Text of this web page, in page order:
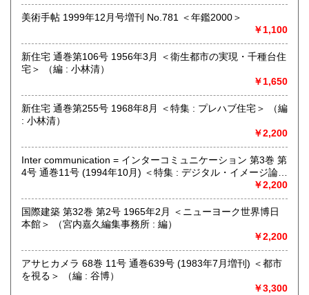
定休日：土曜日・日曜日・祝日
書籍、雑誌の買取り強化中です。グラフィックデザイン、イ
ラストレーション、タイポグラフィ、プロダクトデザイン、
インテリア、建築、広告、写真、美術関係の蔵書の処分をお
考えの際にはメール、電話、ファックスでご連絡下さい。誠
実にお見積り致します。
美術工芸、外国書、サブカルチャー
グラフィックデザイン、イラストレーション、プロダクトデ
ザイン、建築、インテリアデザイン、美術、工芸、広告、写
美術手帖 1999年12月号増刊 No.781 ＜年鑑2000＞
￥1,100
新住宅 通巻第106号 1956年3月 ＜衛生都市の実現・千種台住
宅＞ （編 : 小林清）
￥1,650
新住宅 通巻第255号 1968年8月 ＜特集 : プレハブ住宅＞ （編
: 小林清）
￥2,200
Inter communication = インターコミュニケーション 第3巻 第
4号 通巻11号 (1994年10月) ＜特集 : デジタル・イメージ論
裕・彦坂裕）
￥2,200
国際建築 第32巻 第2号 1965年2月 ＜ニューヨーク世界博日
本館＞ （宮内嘉久編集事務所 : 編）
￥2,200
アサヒカメラ 68巻 11号 通巻639号 (1983年7月増刊) ＜都市
を視る＞ （編 : 谷博）
￥3,300